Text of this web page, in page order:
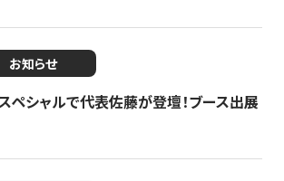
お知らせ
ペシャルで代表佐藤が登壇！ブース出展